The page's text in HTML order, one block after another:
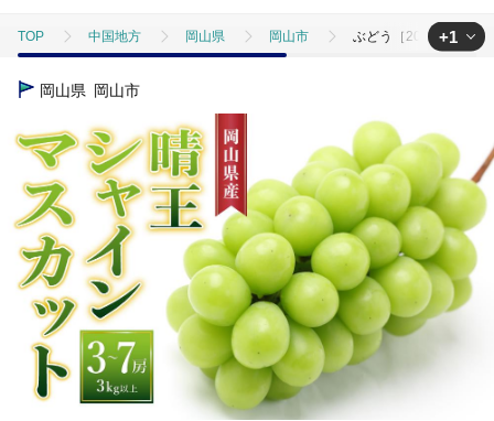
TOP 中国地方 岡山県 岡山市 ぶどう［2025年］晴
TOP
+1
岡山県 岡山市